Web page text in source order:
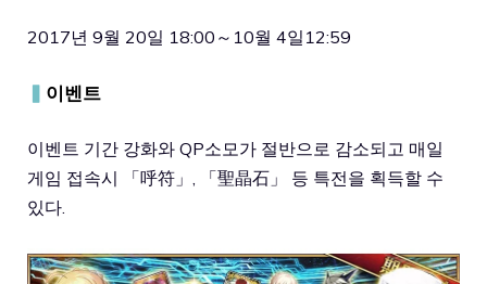
2017년 9월 20일 18:00～10월 4일12:59
▍ 이벤트
이벤트 기간 강화와 QP소모가 절반으로 감소되고 매일
게임 접속시 「呼符」, 「聖晶石」 등 특전을 획득할 수
있다.